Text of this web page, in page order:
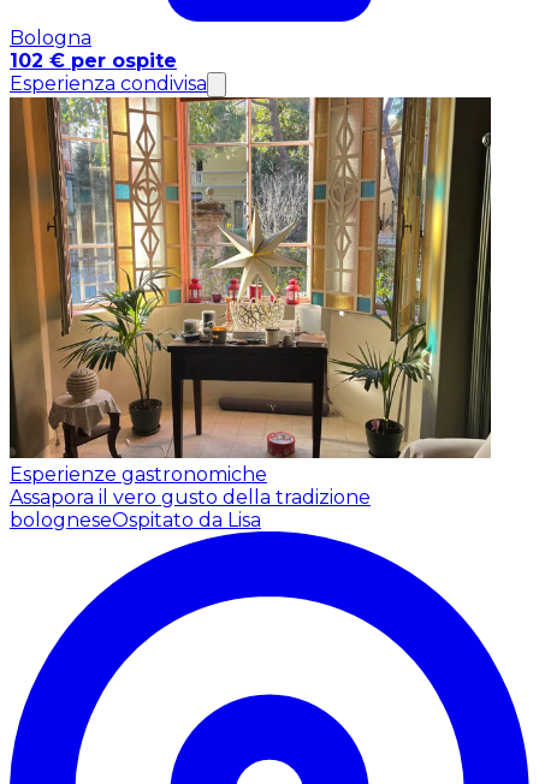
Bologna
102 € per ospite
Esperienza condivisa
Esperienze gastronomiche
Assapora il vero gusto della tradizione
bologneseOspitato da Lisa